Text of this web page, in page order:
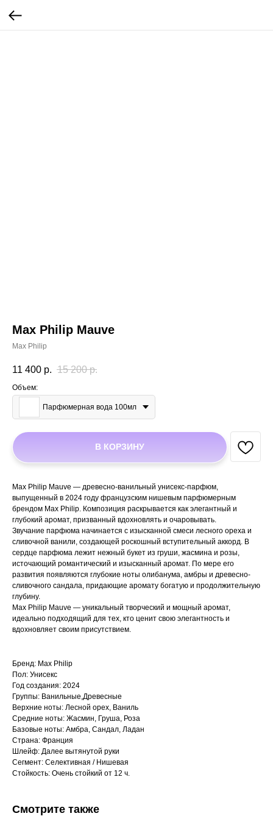
Max Philip Mauve
Max Philip
11 400 р. 15 200 р.
Объем:
Парфюмерная вода 100мл
В КОРЗИНУ
Max Philip Mauve — древесно-ванильный унисекс-парфюм,
выпущенный в 2024 году французским нишевым парфюмерным
брендом Max Philip. Композиция раскрывается как элегантный и
глубокий аромат, призванный вдохновлять и очаровывать.
Звучание парфюма начинается с изысканной смеси лесного ореха и
сливочной ванили, создающей роскошный вступительный аккорд. В
сердце парфюма лежит нежный букет из груши, жасмина и розы,
источающий романтический и изысканный аромат. По мере его
развития появляются глубокие ноты олибанума, амбры и древесно-
сливочного сандала, придающие аромату богатую и продолжительную
глубину.
Max Philip Mauve — уникальный творческий и мощный аромат,
идеально подходящий для тех, кто ценит свою элегантность и
вдохновляет своим присутствием.
Бренд: Max Philip
Пол: Унисекс
Год создания: 2024
Группы: Ванильные,Древесные
Верхние ноты: Лесной орех, Ваниль
Средние ноты: Жасмин, Груша, Роза
Базовые ноты: Амбра, Сандал, Ладан
Страна: Франция
Шлейф: Далее вытянутой руки
Сегмент: Селективная / Нишевая
Стойкость: Очень стойкий от 12 ч.
Смотрите также